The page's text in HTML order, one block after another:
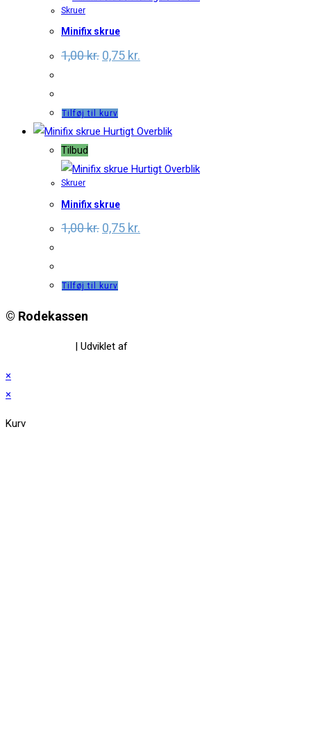
Skruer
Minifix skrue
1,00kr. Original
price
0,75 kr.
price
Tilføj til kurv
Hurtigt Overblik
Tilbud
Hurtigt Overblik
Skruer
Minifix skrue
1,00kr. Original
price
0,75 kr.
price
Tilføj til kurv
© Rodekassen
| Udviklet af
×
×
Kurv